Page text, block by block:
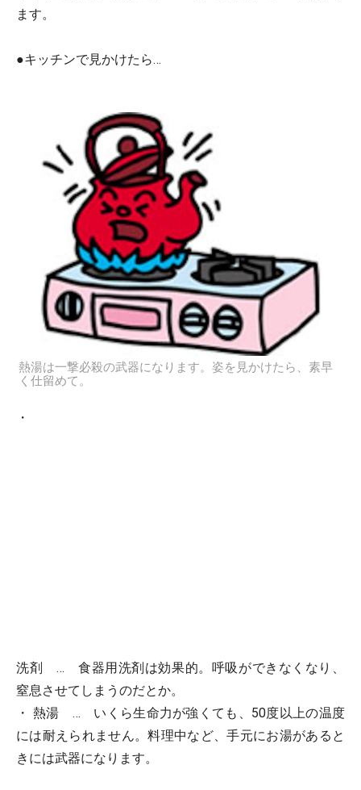
ます。
●キッチンで見かけたら…
熱湯は一撃必殺の武器になります。姿を見かけたら、素早
く仕留めて。
・
洗剤 … 食器用洗剤は効果的。呼吸ができなくなり、
窒息させてしまうのだとか。
・ 熱湯 … いくら生命力が強くても、50度以上の温度
には耐えられません。料理中など、手元にお湯があると
きには武器になります。